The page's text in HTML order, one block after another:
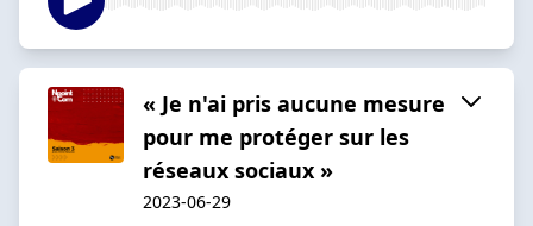
« Je n'ai pris aucune mesure
pour me protéger sur les
réseaux sociaux »
2023-06-29